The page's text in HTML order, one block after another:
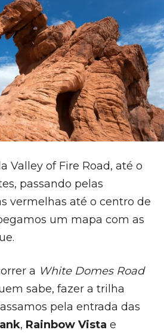
Valley of Fire Road, até o
passando pelas
vermelhas até o centro de
um mapa com as
a White Domes Road
sabe, fazer a trilha
pela entrada das
, Rainbow Vista e